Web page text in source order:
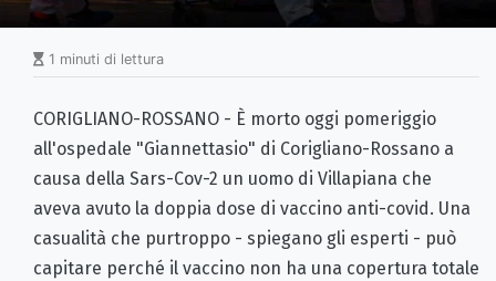
1 minuti di lettura
CORIGLIANO-ROSSANO - È morto oggi pomeriggio
all'ospedale "Giannettasio" di Corigliano-Rossano a
causa della Sars-Cov-2 un uomo di Villapiana che
aveva avuto la doppia dose di vaccino anti-covid. Una
casualità che purtroppo - spiegano gli esperti - può
capitare perché il vaccino non ha una copertura totale